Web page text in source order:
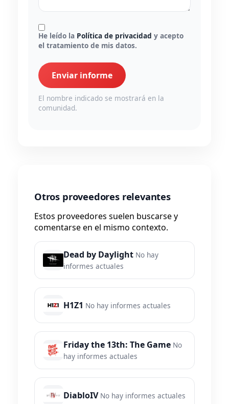
He leído la Política de privacidad y acepto
el tratamiento de mis datos.
Enviar informe
El nombre indicado se mostrará en la
comunidad.
Otros proveedores relevantes
Estos proveedores suelen buscarse y
comentarse en el mismo contexto.
Dead by Daylight No hay
informes actuales
H1Z1 No hay informes actuales
Friday the 13th: The Game No
hay informes actuales
DiabloIV No hay informes actuales